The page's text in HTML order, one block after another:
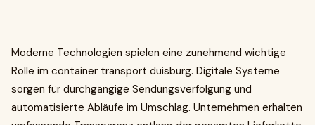
Moderne Technologien spielen eine zunehmend wichtige
Rolle im container transport duisburg. Digitale Systeme
sorgen für durchgängige Sendungsverfolgung und
automatisierte Abläufe im Umschlag. Unternehmen erhalten